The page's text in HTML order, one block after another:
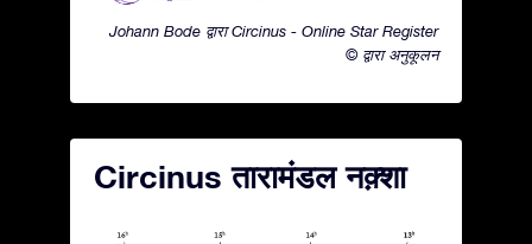
Johann Bode द्वारा Circinus - Online Star Register
© द्वारा अनुकूलन
Circinus तारामंडल नक़्शा